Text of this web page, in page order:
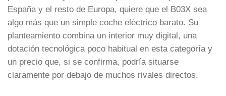
España y el resto de Europa, quiere que el B03X sea
algo más que un simple coche eléctrico barato. Su
planteamiento combina un interior muy digital, una
dotación tecnológica poco habitual en esta categoría y
un precio que, si se confirma, podría situarse
claramente por debajo de muchos rivales directos.